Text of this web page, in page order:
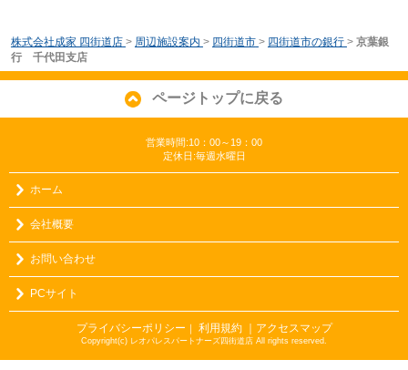
株式会社成家 四街道店 > 周辺施設案内 > 四街道市 > 四街道市の銀行 > 京葉銀
行 千代田支店
ページトップに戻る
営業時間:10：00～19：00
定休日:毎週水曜日
ホーム
会社概要
お問い合わせ
PCサイト
プライバシーポリシー ｜ 利用規約 ｜アクセスマップ
Copyright(c) レオパレスパートナーズ四街道店 All rights reserved.